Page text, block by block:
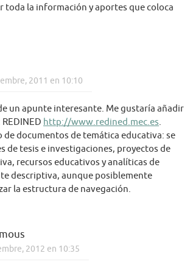
toda la información y aportes que coloca
2011 en 10:10
un apunte interesante. Me gustaría añadir
http://www.redined.mec.es.
documentos de temática educativa: se
de tesis e investigaciones, proyectos de
recursos educativos y analíticas de
descriptiva, aunque posiblemente
la estructura de navegación.
2012 en 10:35